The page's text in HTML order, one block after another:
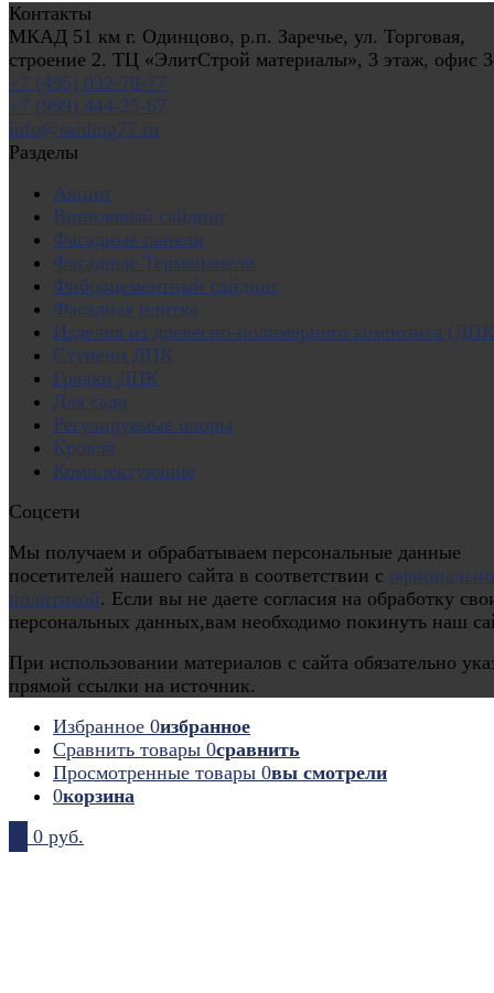
Контакты
МКАД 51 км г. Одинцово, р.п. Заречье, ул. Торговая,
строение 2. ТЦ «ЭлитСтрой материалы», 3 этаж, офис
+7 (495) 032-78-77
+7 (999) 444-25-67
info@saiding77.ru
Разделы
Акции
Виниловый сайдинг
Фасадные панели
Фасадные Термопанели
Фиброцементный сайдинг
Фасадная плитка
Изделия из древесно-полимерного композита
Ступени ДПК
Грядки ДПК
Для сада
Регулируемые опоры
Кровля
Комплектующие
Соцсети
Мы получаем и обрабатываем персональные данные
посетителей нашего сайта в соответствии с
политикой. Если вы не даете согласия на обработку
персональных данных,вам необходимо покинуть наш
При использовании материалов с сайта обязательно
прямой ссылки на источник.
Избранное 0избранное
Сравнить товары 0сравнить
Просмотренные товары 0вы смотрели
0корзина
0 руб.